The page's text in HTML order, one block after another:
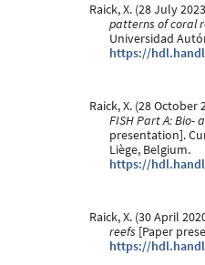
Raick, X. (28 July
patterns of coral
Universidad
https://
Raick, X. (28 October
FISH Part A: Bio-
presentation].
Liège, Belgium.
https://
Raick, X. (30 April
reefs [Paper
https://